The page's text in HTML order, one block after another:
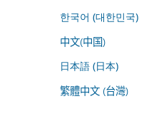
한국어 (대한민국)
中文(中国)
日本語 (日本)
繁體中文 (台灣)